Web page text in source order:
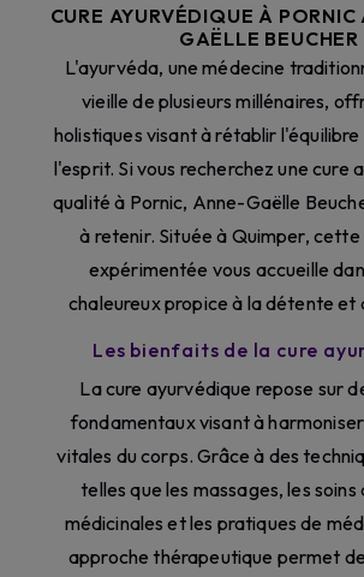
CURE AYURVÉDIQUE À
GAËLLE BEUCHER
L'ayurvéda, une médecine
vieille de plusieurs millénaires,
holistiques visant à rétablir
l'esprit. Si vous recherchez une cure
qualité à Pornic, Anne-Gaëlle
à retenir. Située à Quimper,
expérimentée vous accueille
chaleureux propice à la détente et
Les bienfaits de la cure
La cure ayurvédique repose sur
fondamentaux visant à
vitales du corps. Grâce à des
telles que les massages, les soins
médicinales et les pratiques de
approche thérapeutique permet